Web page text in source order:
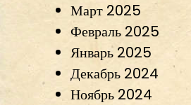
Март 2025
Февраль 2025
Январь 2025
Декабрь 2024
Ноябрь 2024